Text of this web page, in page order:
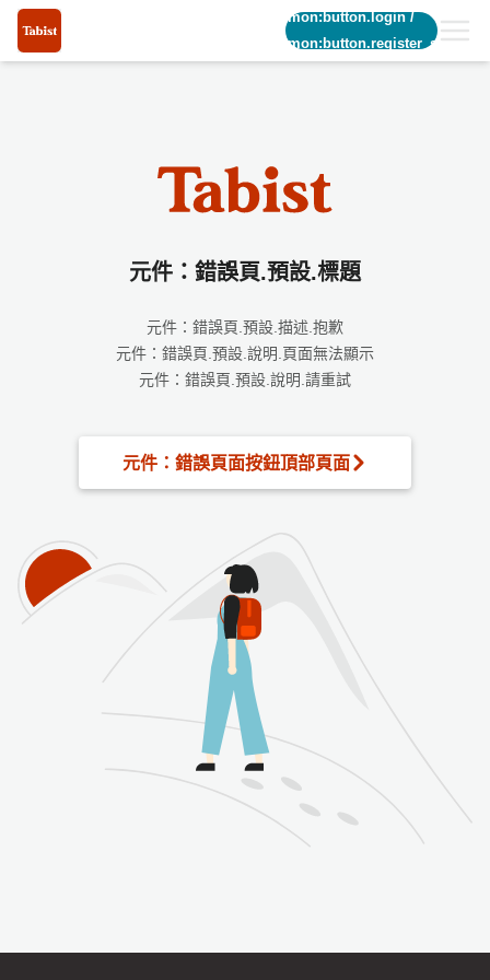
common:button.login/
common:button.register_short
元件：錯誤頁.預設.標題
元件：錯誤頁.預設.描述.抱歉
元件：錯誤頁.預設.說明.頁面無法顯示
元件：錯誤頁.預設.說明.請重試
元件：錯誤頁面按鈕頂部頁面